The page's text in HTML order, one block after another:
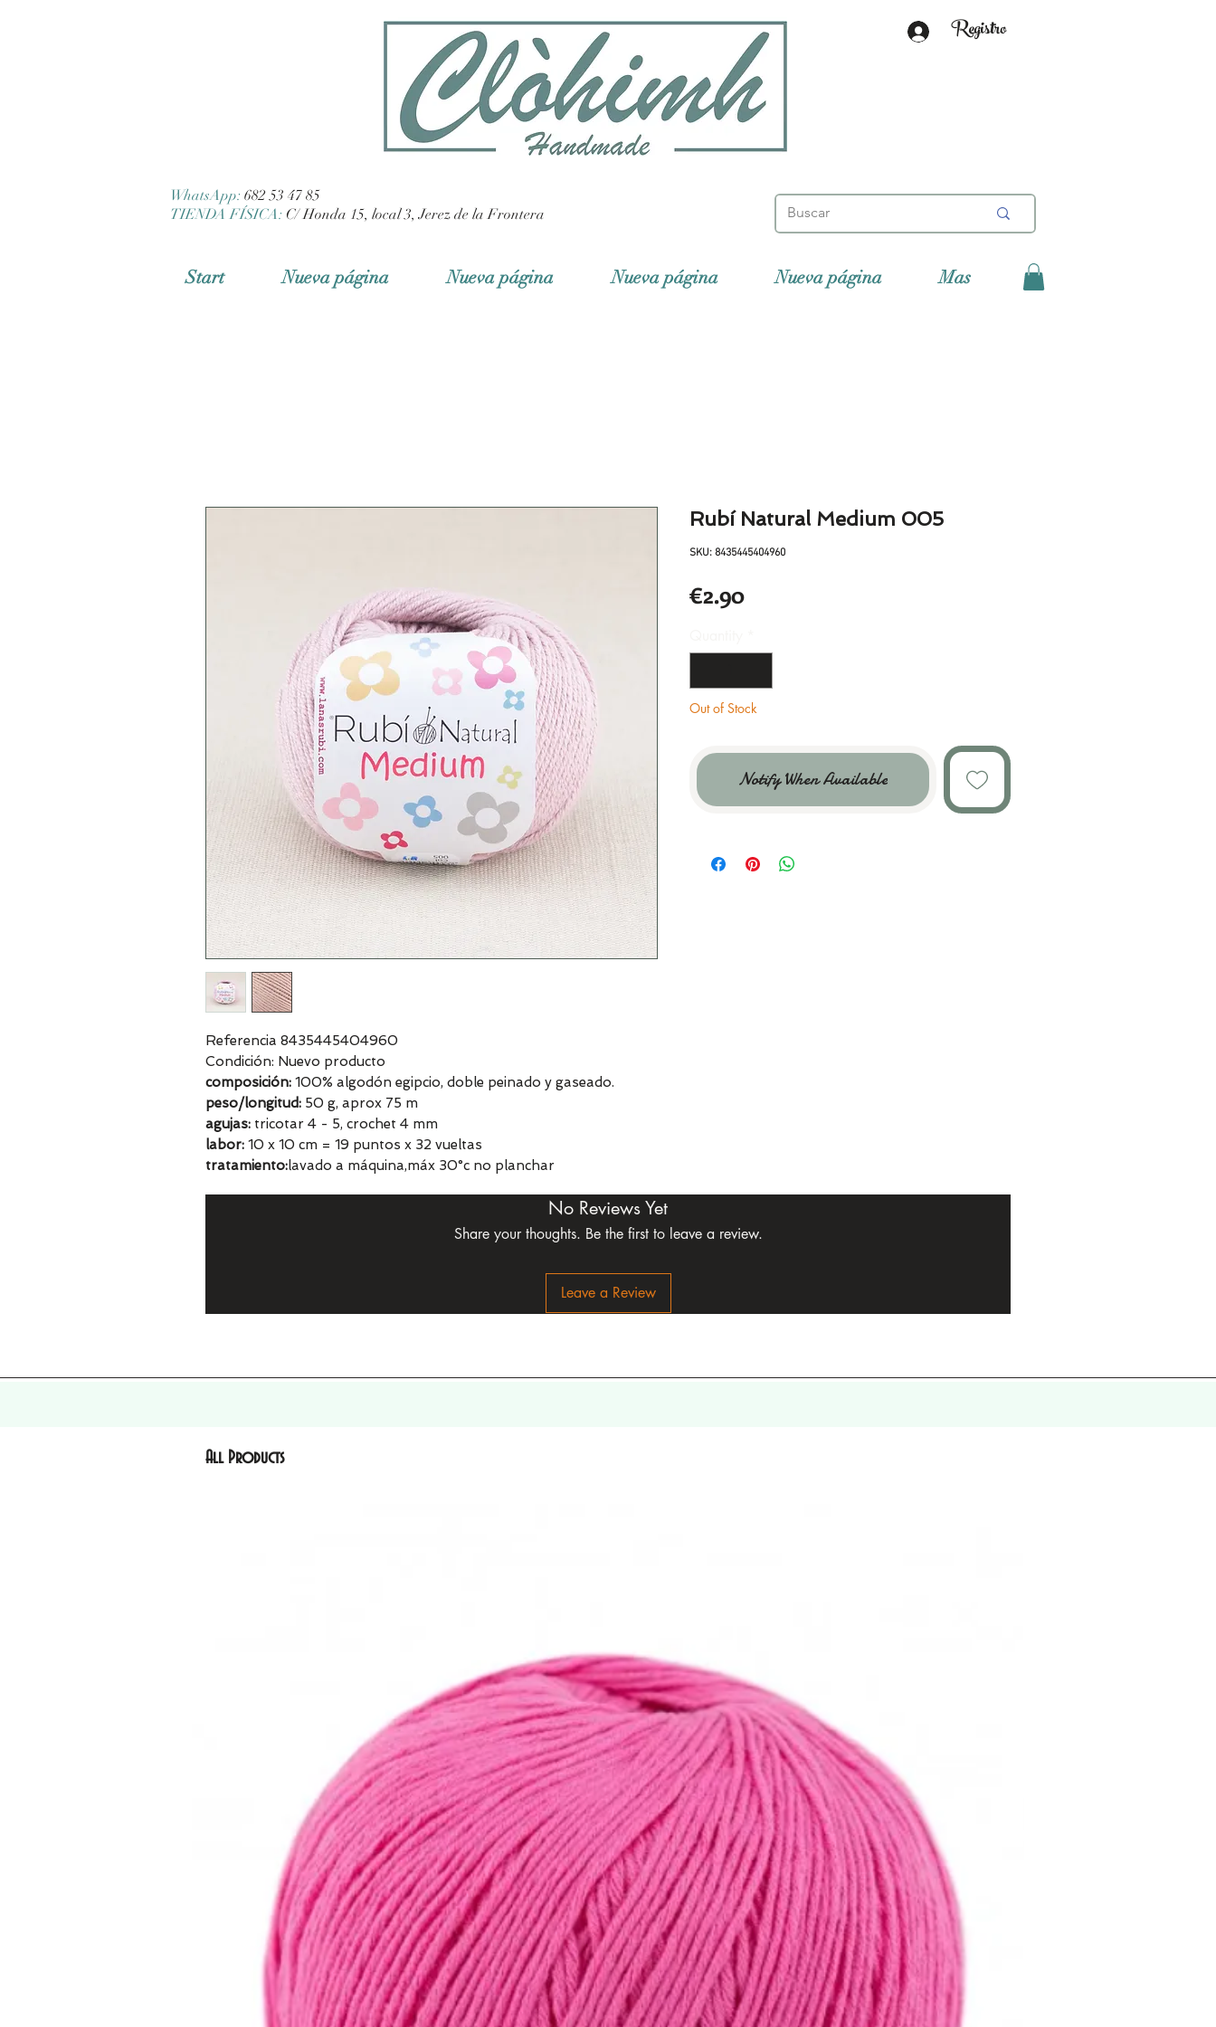
Registro
WhatsApp: 682 53 47 85
TIENDA FÍSICA: C/ Honda 15, local 3, Jerez de la Frontera
Start Nueva página Nueva página Nueva página Nueva página Mas
Referencia 8435445404960
Condición: Nuevo producto
composición: 100% algodón egipcio, doble peinado y gaseado.
peso/longitud: 50 g, aprox 75 m
agujas: tricotar 4 - 5, crochet 4 mm
labor: 10 x 10 cm = 19 puntos x 32 vueltas
tratamiento:lavado a máquina,máx 30°c no planchar
Rubí Natural Medium 005
SKU: 8435445404960
€2.90Price
Out of Stock
Notify When Available
No Reviews Yet
Share your thoughts. Be the first to leave a review.
Leave a Review
All Products